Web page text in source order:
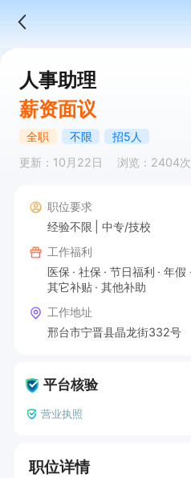
人事助理
薪资面议
全职 不限
招5人
更新：10月22日
浏览：2404次
职位要求
经验不限
中专/技校
工作福利
医保
社保 节日福利 年假
其它补贴
其他补助
工作地址
邢台市宁晋县晶龙街332号
平台核验
营业执照
职位详情